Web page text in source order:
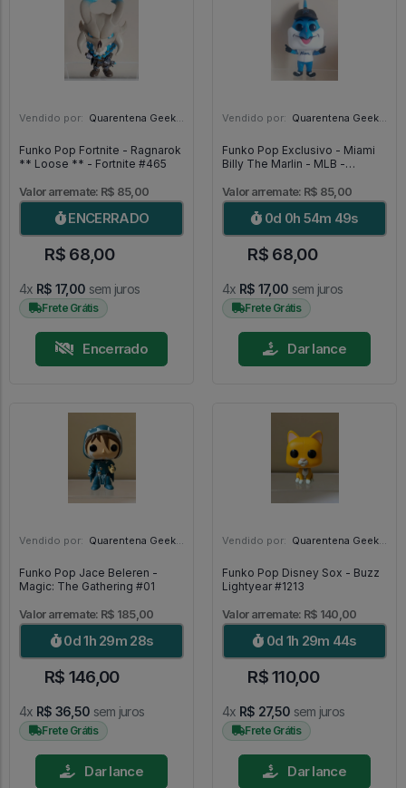
Vendido por: Quarentena Geek Store - SP
Funko Pop Fortnite - Ragnarok
** Loose ** - Fortnite #465
Valor arremate: R$ 85,00
ENCERRADO
R$ 68,00
4x R$ 17,00 sem juros
Frete Grátis
Encerrado
Vendido por: Quarentena Geek Store - SP
Funko Pop Exclusivo - Miami
Billy The Marlin - MLB -
Valor arremate: R$ 85,00
0d 0h 54m 47s
R$ 68,00
4x R$ 17,00 sem juros
Frete Grátis
Dar lance
Vendido por: Quarentena Geek Store - SP
Funko Pop Jace Beleren -
Magic: The Gathering #01
Valor arremate: R$ 185,00
0d 1h 29m 26s
R$ 146,00
4x R$ 36,50 sem juros
Frete Grátis
Dar lance
Vendido por: Quarentena Geek Store - SP
Funko Pop Disney Sox - Buzz
Lightyear #1213
Valor arremate: R$ 140,00
0d 1h 29m 42s
R$ 110,00
4x R$ 27,50 sem juros
Frete Grátis
Dar lance